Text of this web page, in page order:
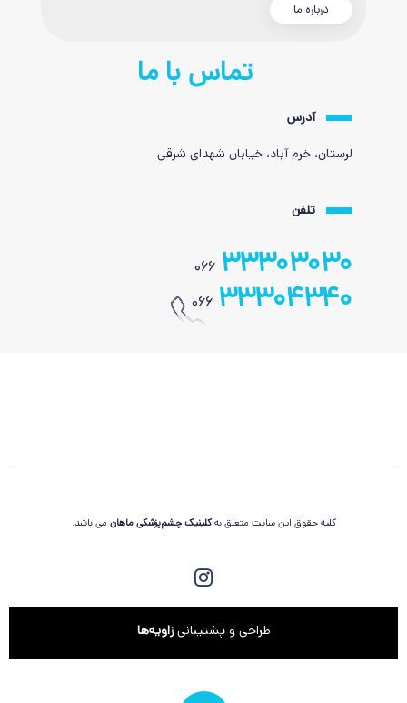
درباره ما
تماس با ما
آدرس
لرستان، خرم آباد، خیابان شهدای شرقی
تلفن
066 33303030
066 33304340
کلیه حقوق این سایت متعلق بهکلینیک چشم‌پزشکی ماهان می باشد.
طراحی و پشتیبانیزاویه‌ها